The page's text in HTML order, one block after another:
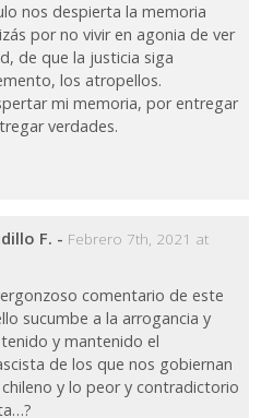
nos despierta la memoria
por no vivir en agonia de ver
de que la justicia siga
los atropellos.
mi memoria, por entregar
verdades.
F. - Febrero 7th, 2021 at
comentario de este
sucumbe a la arrogancia y
y mantenido el
de los que nos gobiernan
y lo peor y contradictorio